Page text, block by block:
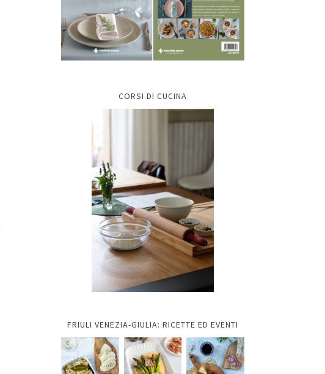
CORSI DI CUCINA
FRIULI VENEZIA-GIULIA: RICETTE ED EVENTI